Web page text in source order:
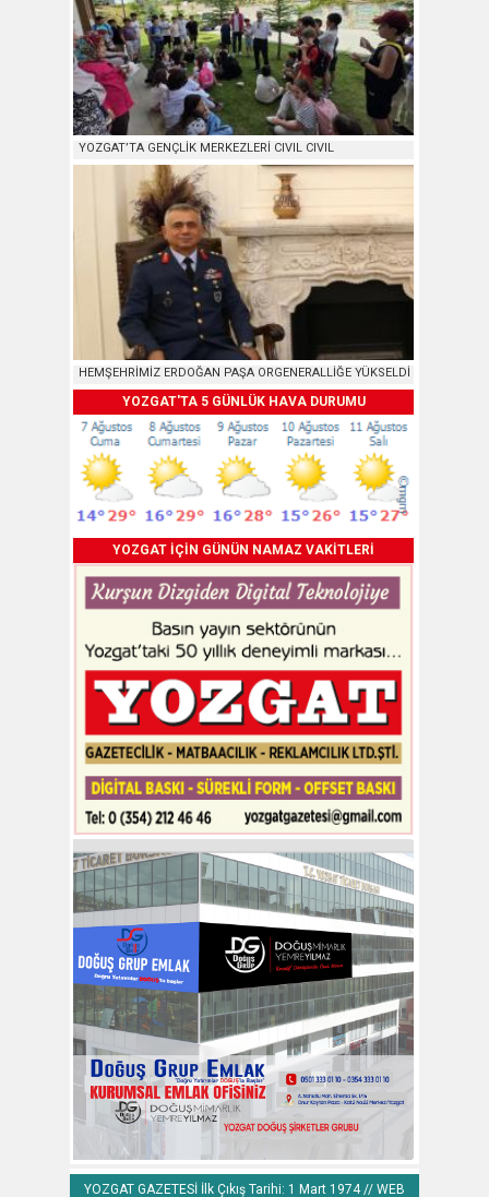
YOZGAT’TA GENÇLİK MERKEZLERİ CIVIL CIVIL
HEMŞEHRİMİZ ERDOĞAN PAŞA ORGENERALLİĞE YÜKSELDİ
YOZGAT'TA 5 GÜNLÜK HAVA DURUMU
YOZGAT İÇİN GÜNÜN NAMAZ VAKİTLERİ
YOZGAT GAZETESİ İlk Çıkış Tarihi: 1 Mart 1974 // WEB